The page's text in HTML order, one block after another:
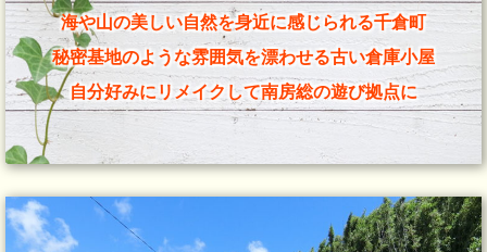
海や山の美しい自然を身近に感じられる千倉町
秘密基地のような雰囲気を漂わせる古い倉庫小屋
自分好みにリメイクして南房総の遊び拠点に